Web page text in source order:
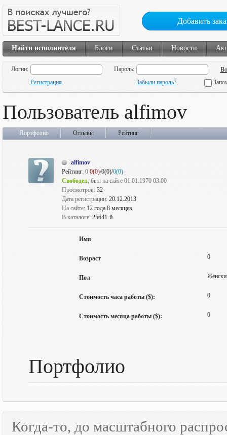
Добавить
Найти исполнителя Блоги Статьи Новости
Логин:
Пароль:
Регистрация
Забыли пароль?
Пользователь alfimov
Портфолио Отзывы Рейтинг
alfimov
Рейтинг: 0 0(0)/0(0)/0(0)
Свободен, был на сайте 01.01.1970 03:00
Просмотров: 32
Дата регистрации: 20.12.2013
На сайте: 12 года 8 месяцев
В каталоге: 25641-й
Имя
Возраст 0
Пол
Стоимость часа работы ($): 0
Стоимость месяца работы ($): 0
Портфолио
Когда-то, до масштабного